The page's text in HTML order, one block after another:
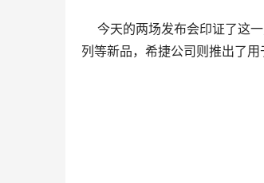
今天的两场发布会印证了这
列等新品，希捷公司则推出了